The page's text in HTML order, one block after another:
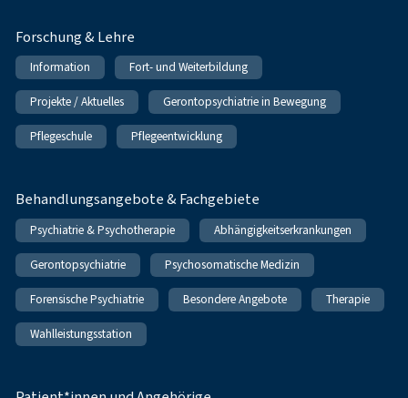
Forschung & Lehre
Information Fort- und Weiterbildung
Projekte / Aktuelles Gerontopsychiatrie in Bewegung
Pflegeschule Pflegeentwicklung
Behandlungsangebote & Fachgebiete
Psychiatrie & Psychotherapie Abhängigkeitserkrankungen
Gerontopsychiatrie Psychosomatische Medizin
Forensische Psychiatrie Besondere Angebote Therapie
Wahlleistungsstation